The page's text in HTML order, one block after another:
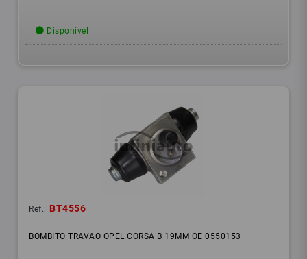
Disponível
Ref.: BT4556
BOMBITO TRAVAO OPEL CORSA B 19MM OE 0550153